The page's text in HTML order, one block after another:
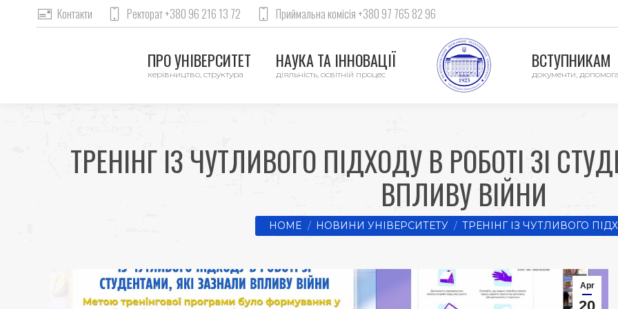
Контакти Ректорат +380 96 216 13 72 Приймальна комісія +380 97 765 82 96
ПРО УНІВЕРСИТЕТ
керівництво, структура
НАУКА ТА ІННОВАЦІЇ
діяльність, освітній процес
ВСТУПНИКАМ
документи, допомога
ТРЕНІНГ ІЗ ЧУТЛИВОГО ПІДХОДУ В РОБОТІ ЗІ
ВПЛИВУ ВІЙНИ
You are here:
HOME НОВИНИ УНІВЕРСИТЕТУ ТРЕНІНГ ІЗ ЧУТЛИВОГО
Apr